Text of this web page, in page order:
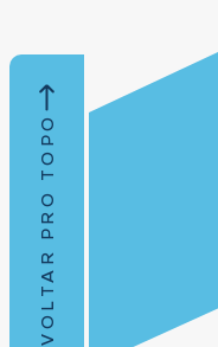
VOLTAR PRO TOPO